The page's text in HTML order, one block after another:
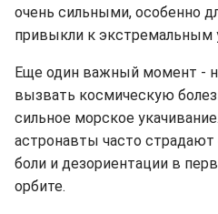
очень сильными, особенно
привыкли к экстремальным
Еще один важный момент -
вызвать космическую
сильное морское
астронавты часто
боли и дезориентации в
орбите.